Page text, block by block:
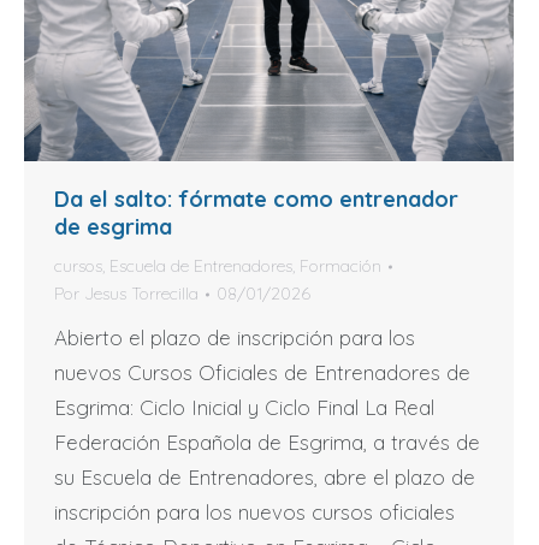
Da el salto: fórmate como entrenador
de esgrima
cursos, Escuela de Entrenadores, Formación
Por Jesus Torrecilla 08/01/2026
Abierto el plazo de inscripción para los
nuevos Cursos Oficiales de Entrenadores de
Esgrima: Ciclo Inicial y Ciclo Final La Real
Federación Española de Esgrima, a través de
su Escuela de Entrenadores, abre el plazo de
inscripción para los nuevos cursos oficiales